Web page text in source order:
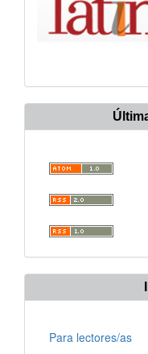
Para lectores/as